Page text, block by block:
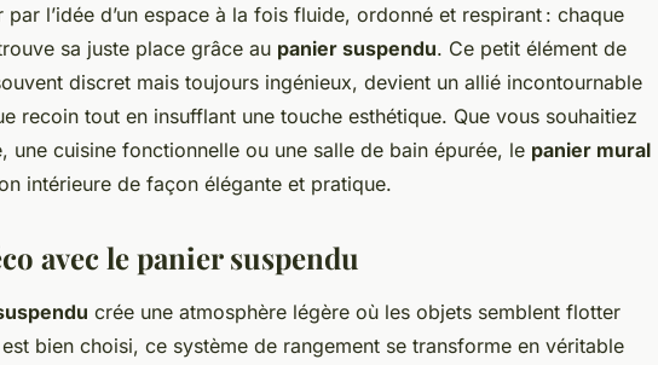
l’idée d’un espace à la fois fluide, ordonné et respirant : chaque
sa juste place grâce au panier suspendu. Ce petit élément de
discret mais toujours ingénieux, devient un allié incontournable
recoin tout en insufflant une touche esthétique. Que vous souhaitiez
une cuisine fonctionnelle ou une salle de bain épurée, le panier mural
intérieure de façon élégante et pratique.
avec le panier suspendu
crée une atmosphère légère où les objets semblent flotter
bien choisi, ce système de rangement se transforme en véritable